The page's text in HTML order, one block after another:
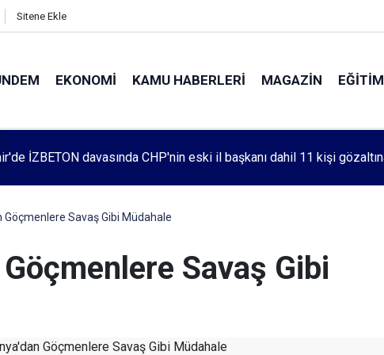
Sitene Ekle
EKONOMI KAMU HABERLERI MAGAZIN EĞITIM
anneleri 1083. haftada Mehmet Özdemir için adalet aradı
Göçmenlere Savaş Gibi Müdahale
Savaş Gibi